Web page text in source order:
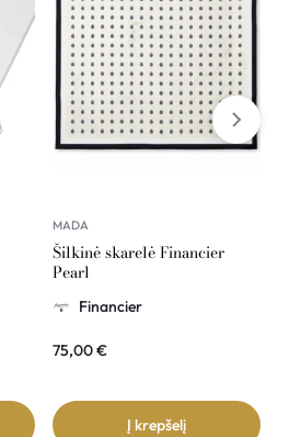
MADA
Šilkinė skarelė Financier
Pearl
Financier
75,00€
Į krepšelį